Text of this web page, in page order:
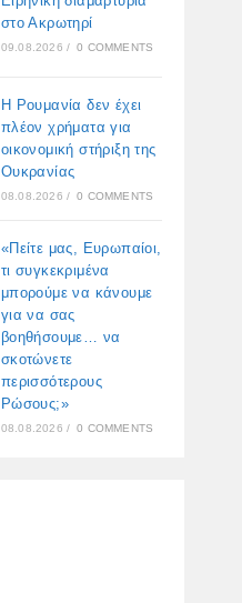
στο Ακρωτηρί
09.08.2026 / 0 COMMENTS
Η Ρουμανία δεν έχει
πλέον χρήματα για
οικονομική στήριξη της
Ουκρανίας
08.08.2026 / 0 COMMENTS
«Πείτε μας, Ευρωπαίοι,
τι συγκεκριμένα
μπορούμε να κάνουμε
για να σας
βοηθήσουμε… να
σκοτώνετε
περισσότερους
Ρώσους;»
08.08.2026 / 0 COMMENTS